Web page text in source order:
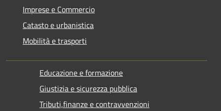
Imprese e Commercio
Catasto e urbanistica
Mobilità e trasporti
Educazione e formazione
Giustizia e sicurezza pubblica
Tributi,finanze e contravvenzioni